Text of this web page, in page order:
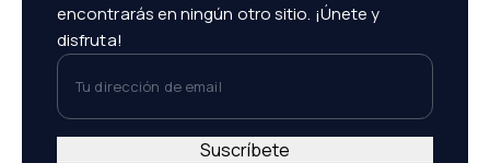
encontrarás en ningún otro sitio. ¡Únete y
disfruta!
Tu dirección de email
Suscríbete